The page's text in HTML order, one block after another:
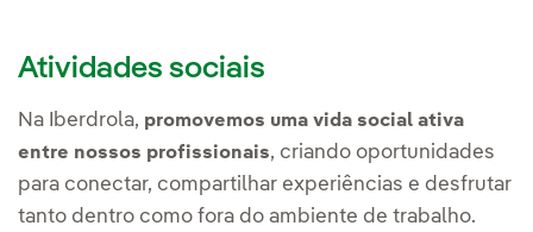
Atividades sociais
Na Iberdrola, promovemos uma vida social ativa
entre nossos profissionais, criando oportunidades
para conectar, compartilhar experiências e desfrutar
tanto dentro como fora do ambiente de trabalho.